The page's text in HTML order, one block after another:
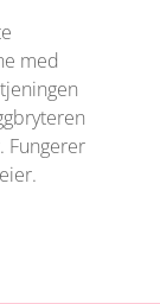
med
Fungerer